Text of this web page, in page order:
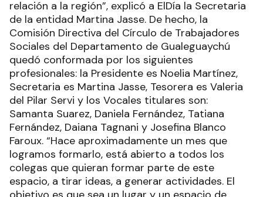
relación a la región”, explicó a ElDía la Secretaria
de la entidad Martina Jasse. De hecho, la
Comisión Directiva del Círculo de Trabajadores
Sociales del Departamento de Gualeguaychú
quedó conformada por los siguientes
profesionales: la Presidente es Noelia Martínez,
Secretaria es Martina Jasse, Tesorera es Valeria
del Pilar Servi y los Vocales titulares son:
Samanta Suarez, Daniela Fernández, Tatiana
Fernández, Daiana Tagnani y Josefina Blanco
Faroux. “Hace aproximadamente un mes que
logramos formarlo, está abierto a todos los
colegas que quieran formar parte de este
espacio, a tirar ideas, a generar actividades. El